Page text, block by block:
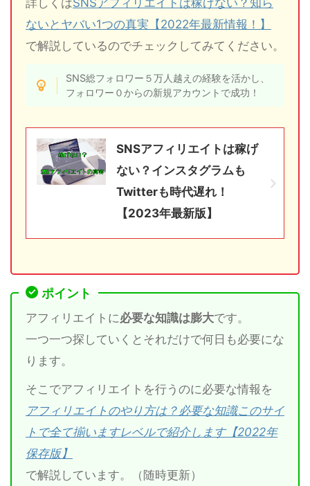
詳しくはSNSアフィリエイトは稼げない？知ら
ないとヤバい1つの真実【2022年最新情報！】
で解説しているのでチェックしてみてください。
SNS総フォロワー５万人越えの経験を活かし、
フォロワー０からの新規アカウントで成功！
SNSアフィリエイトは稼げ
ない？インスタグラムも
Twitterも時代遅れ！
【2023年最新版】
ポイント
アフィリエイトに必要な知識は膨大です。
一つ一つ探していくとそれだけで何日も必要にな
ります。
そこでアフィリエイトを行うのに必要な情報を
アフィリエイトのやり方は？必要な知識このサイ
トで全て揃いますレベルで紹介します【2022年
保存版】
で解説しています。（随時更新）